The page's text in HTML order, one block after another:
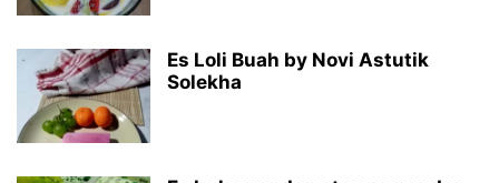
Es Loli Buah by Novi Astutik
Solekha